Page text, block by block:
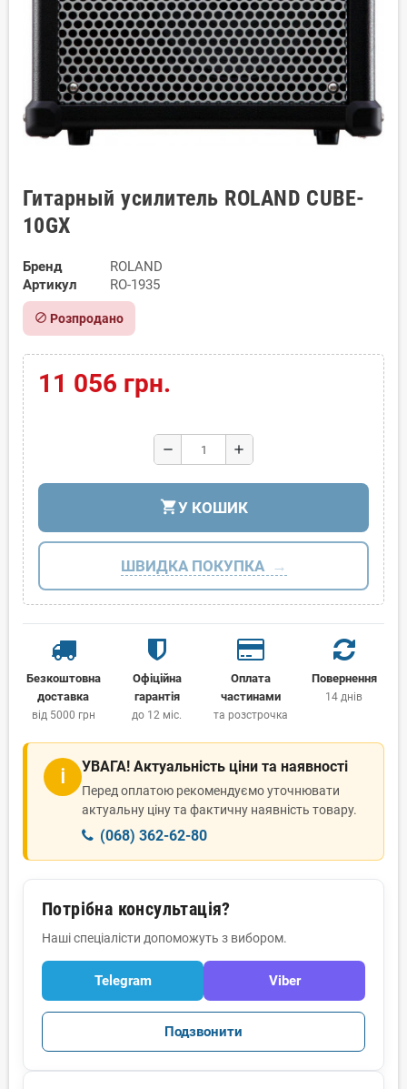
Гитарный усилитель ROLAND CUBE-
10GX
Бренд
ROLAND
Артикул
RO-1935
block Розпродано
11 056 грн.
remove add
shopping_cartУ КОШИК
ШВИДКА ПОКУПКА
Безкоштовна
доставка
від 5000 грн
Офіційна
гарантія
до 12 міс.
Оплата
частинами
та розстрочка
Повернення
14 днів
ℹ УВАГА! Актуальність ціни та наявності
Перед оплатою рекомендуємо уточнювати
актуальну ціну та фактичну наявність товару.
(068) 362-62-80
Потрібна консультація?
Наші спеціалісти допоможуть з вибором.
Telegram Viber
Подзвонити